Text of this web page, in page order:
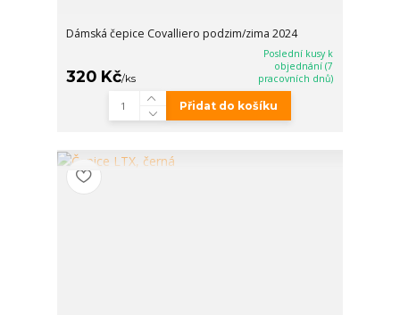
Dámská čepice Covalliero podzim/zima 2024
320 Kč/ks
Poslední kusy k
objednání (7
pracovních dnů)
Přidat do košíku